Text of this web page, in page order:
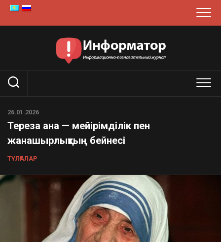
Skip
content
26.01.2026
Тереза ​​ана — мейірімділік пен
жанашырлықтың бейнесі
ТҰЛҒАЛАР